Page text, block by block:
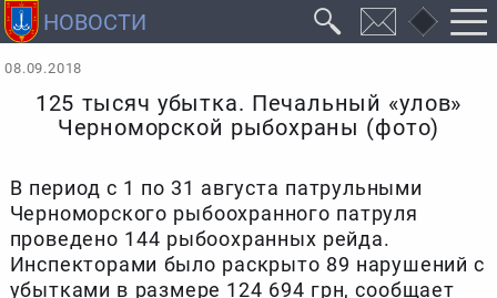
08.09.2018
125 тысяч убытка. Печальный «улов»
Черноморской рыбохраны (фото)
В период с 1 по 31 августа патрульными
Черноморского рыбоохранного патруля
проведено 144 рыбоохранных рейда.
Инспекторами было раскрыто 89 нарушений с
убытками в размере 124 694 грн, сообщает